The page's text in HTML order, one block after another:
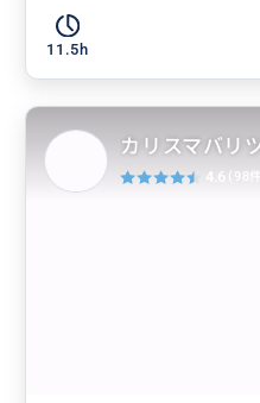
11.5h
カリスマバリ
4.6 (98